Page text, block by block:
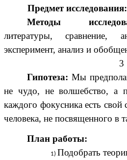
Предмет исследования:
Методы
литературы, сравнение,
эксперимент, анализ и
3
Гипотеза:Мы
не чудо, не волшебство, а
каждого фокусника есть свой
человека, не посвященного в
План работы:
Подобрать